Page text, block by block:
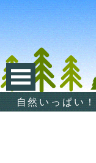
自然いっぱい